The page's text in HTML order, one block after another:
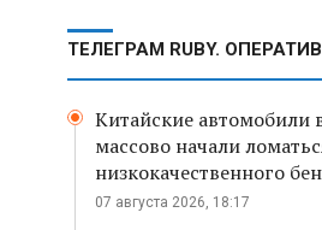
ТЕЛЕГРАМ RUBY.
Китайские автомобили
массово начали
низкокачественного
07 августа 2026, 18:17